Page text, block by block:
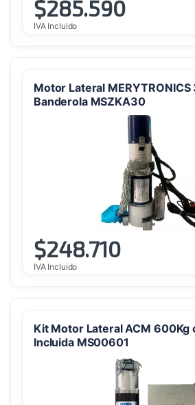
$285.590
IVA Incluido
Motor Lateral
Banderola MSZKA30
$248.710
IVA Incluido
Kit Motor Lateral ACM 600Kg
Incluida MS00601